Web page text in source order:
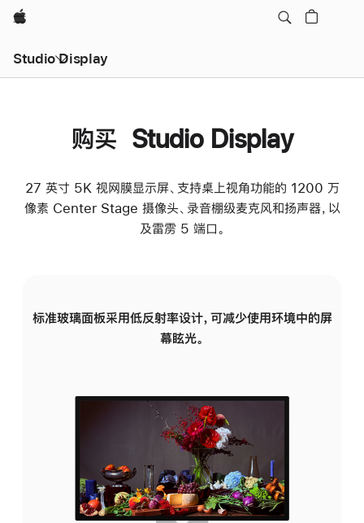
Apple
Studio Display
购买 Studio Display
27 英寸 5K 视网膜显示屏、支持桌上视角功能的 1200 万
像素 Center Stage 摄像头、录音棚级麦克风和扬声器，以
及雷雳 5 端口。
标准玻璃面板采用低反射率设计，可减少使用环境中的屏
幕眩光。